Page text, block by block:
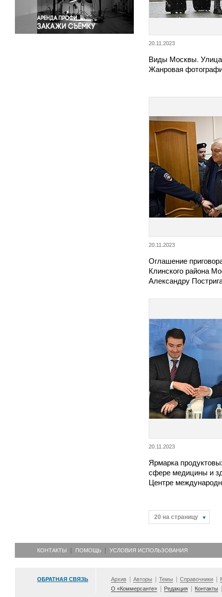
Экономика и бизнес
20.11.2023
Виды Москвы.
Жанровая
20.11.2023
Оглашение
Клинского района
Александру
20.11.2023
Ярмарка
сфере медицины и
Центре
20 на страницу
КОНТАКТЫ ПОМОЩЬ УСЛОВИЯ ИСПОЛЬЗОВАНИЯ
ОБРАТНАЯ СВЯЗЬ Архив Авторы Темы Справочники
О «Коммерсанте»
Редакция Контакты